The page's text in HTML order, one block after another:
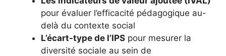
pour évaluer l’efficacité pédagogique au-
delà du contexte social
L’écart-type de l’IPS pour mesurer la
diversité sociale au sein de